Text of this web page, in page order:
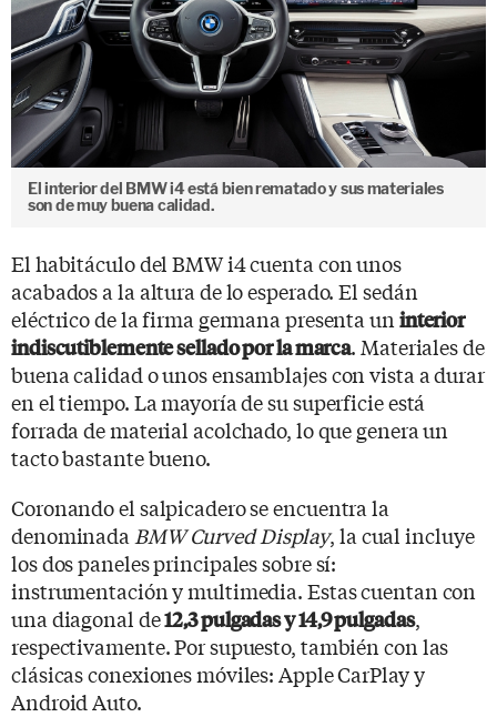
El interior del BMW i4 está bien rematado y sus materiales
son de muy buena calidad.
El habitáculo del BMW i4 cuenta con unos
acabados a la altura de lo esperado. El sedán
eléctrico de la firma germana presenta un interior
indiscutiblemente sellado por la marca. Materiales de
buena calidad o unos ensamblajes con vista a durar
en el tiempo. La mayoría de su superficie está
forrada de material acolchado, lo que genera un
tacto bastante bueno.
Coronando el salpicadero se encuentra la
denominada BMW Curved Display, la cual incluye
los dos paneles principales sobre sí:
instrumentación y multimedia. Estas cuentan con
una diagonal de12,3 pulgadas y 14,9 pulgadas,
respectivamente. Por supuesto, también con las
clásicas conexiones móviles: Apple CarPlay y
Android Auto.